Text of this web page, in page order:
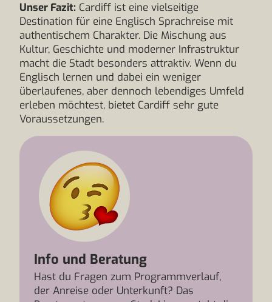
Unser Fazit: Cardiff ist eine vielseitige
Destination für eine Englisch Sprachreise mit
authentischem Charakter. Die Mischung aus
Kultur, Geschichte und moderner Infrastruktur
macht die Stadt besonders attraktiv. Wenn du
Englisch lernen und dabei ein weniger
überlaufenes, aber dennoch lebendiges Umfeld
erleben möchtest, bietet Cardiff sehr gute
Voraussetzungen.
Info und Beratung
Hast du Fragen zum Programmverlauf,
der Anreise oder Unterkunft? Das